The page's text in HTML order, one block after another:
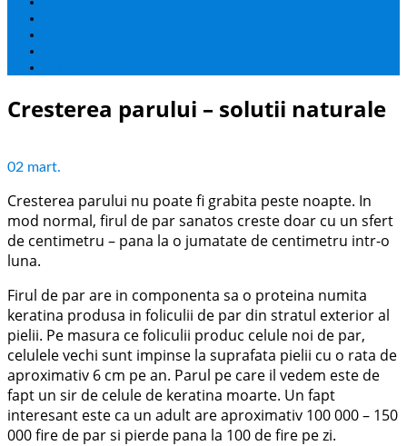
Cresterea parului – solutii naturale
02 mart.
Cresterea parului nu poate fi grabita peste noapte. In
mod normal, firul de par sanatos creste doar cu un sfert
de centimetru – pana la o jumatate de centimetru intr-o
luna.
Firul de par are in componenta sa o proteina numita
keratina produsa in foliculii de par din stratul exterior al
pielii. Pe masura ce foliculii produc celule noi de par,
celulele vechi sunt impinse la suprafata pielii cu o rata de
aproximativ 6 cm pe an. Parul pe care il vedem este de
fapt un sir de celule de keratina moarte. Un fapt
interesant este ca un adult are aproximativ 100 000 – 150
000 fire de par si pierde pana la 100 de fire pe zi.